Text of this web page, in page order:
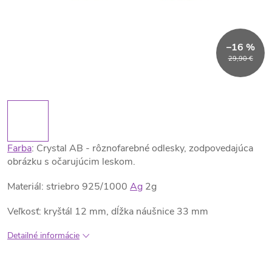
29,90 €
–16 %
Farba: Crystal AB - rôznofarebné odlesky, zodpovedajúca
obrázku s očarujúcim leskom.
Materiál: striebro 925/1000 Ag 2g
Veľkosť: kryštál 12 mm, dĺžka náušnice 33 mm
Detailné informácie